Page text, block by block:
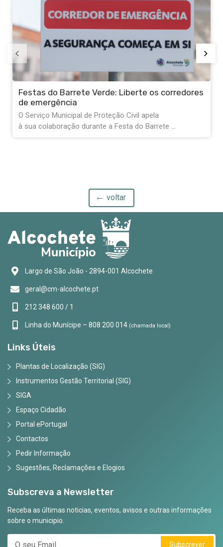
Serviços Municipais encerrados na tarde de 10
de agosto
Na próxima segunda-feira, dia 10 de agosto, tendo em
conta as celebrações do Dia do ...
voltar
Largo de São João - 2894-001 Alcochete
geral@cm-alcochete.pt
212 348 600 / 1
Linha do Munícipe – 808 200 014 (chamada local)
Links Úteis
Plantas de Localização (SIG)
Instrumentos Gestão Territorial (SIG)
SIGA
Espaço Cidadão
Portal ePortugal
Contactos
Pedir Informação
Sugestões, Reclamações e Elogios
Subscreva a Newsletter
Receba as últimas noticias, eventos, avisos e outras informações
sobre o municipio.
Subscrever